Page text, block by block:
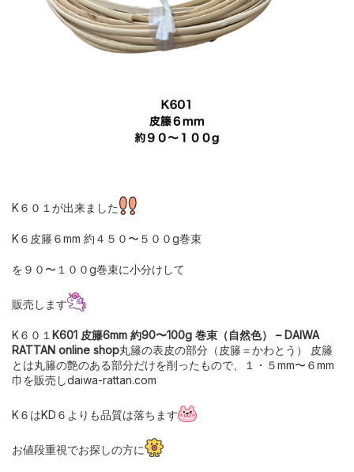
K６０１が出来ました
K６皮籐６mm 約４５０〜５００g巻束
を９０〜１００g巻束に小分けして
販売します
K６０１ K601 皮籐6mm 約90〜100g 巻束（自然色） – DAIWA
RATTAN online shop丸籐の表皮の部分（皮籐＝かわとう） 皮籐
とは丸籐の艶のある部分だけを削ったもので、１・５mm〜６mm
巾を販売しdaiwa-rattan.com
K６はKD６よりも品質は落ちます
お値段重視でお探しの方に